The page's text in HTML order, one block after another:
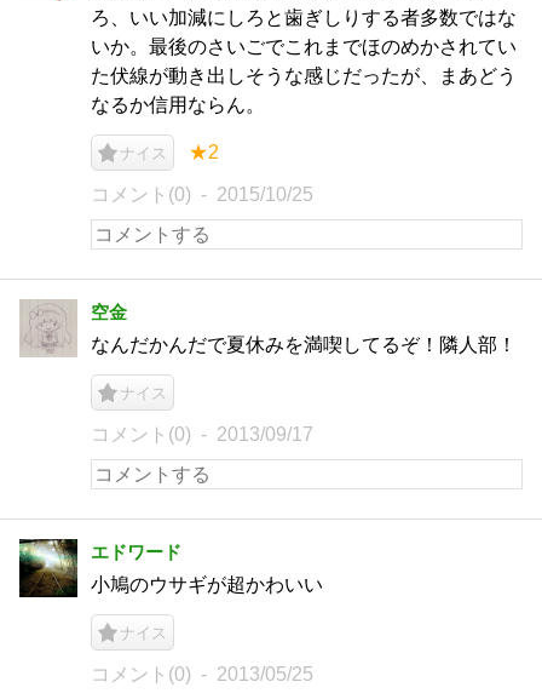
ろ、いい加減にしろと歯ぎしりする者多数ではな
いか。最後のさいごでこれまでほのめかされてい
た伏線が動き出しそうな感じだったが、まあどう
なるか信用ならん。
ナイス ★2
コメント(0) 2015/10/25
空金
なんだかんだで夏休みを満喫してるぞ！隣人部！
ナイス
コメント(0) 2013/09/17
エドワード
小鳩のウサギが超かわいい
ナイス
コメント(0) 2013/05/25